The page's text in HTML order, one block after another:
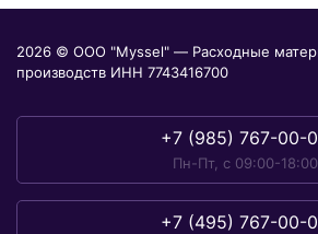
2026 © ООО "Myssel" — Расходные
производств ИНН 7743416700
+7 (985) 767-00-
Пн-Пт, с 09:00-18:00
+7 (495) 767-00-